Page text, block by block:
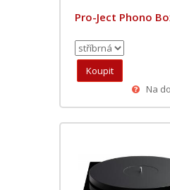
Pro-Ject Phono
Na